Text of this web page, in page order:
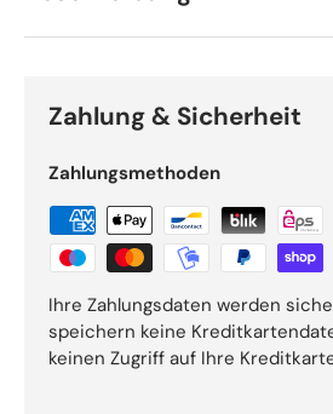
Zahlung & Sicherheit
Zahlungsmethoden
Ihre Zahlungsdaten werden
speichern keine
keinen Zugriff auf Ihre